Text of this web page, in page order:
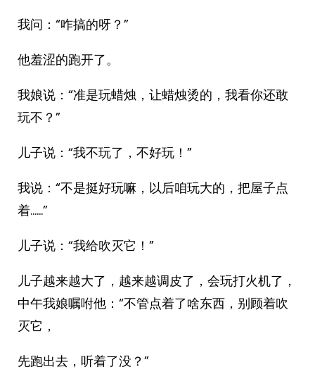
我问：“咋搞的呀？”
他羞涩的跑开了。
我娘说：“准是玩蜡烛，让蜡烛烫的，我看你还敢
玩不？”
儿子说：“我不玩了，不好玩！”
我说：“不是挺好玩嘛，以后咱玩大的，把屋子点
着……”
儿子说：“我给吹灭它！”
儿子越来越大了，越来越调皮了，会玩打火机了，
中午我娘嘱咐他：“不管点着了啥东西，别顾着吹
灭它，
先跑出去，听着了没？”